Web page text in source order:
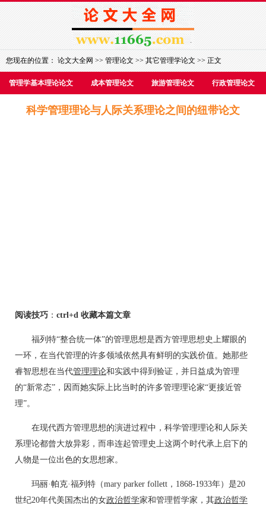
您现在的位置：论文大全网>>管理论文>>其它管理学论文>> 正文
管理学基本理论论文 成本管理论文 旅游管理论文 行政管理论文
科学管理理论与人际关系理论之间的纽带论文
阅读技巧 ： ctrl+d 收藏本篇文章
福列特“整合统一体”的管理思想是西方管理思想史上耀眼的
一环，在当代管理的许多领域依然具有鲜明的实践价值。她那些
睿智思想在当代管理理论和实践中得到验证，并日益成为管理
的“新常态”，因而她实际上比当时的许多管理理论家“更接近管
理”。
在现代西方管理思想的演进过程中，科学管理理论和人际关
系理论都曾大放异彩，而串连起管理史上这两个时代承上启下的
人物是一位出色的女思想家。
玛丽·帕克·福列特（mary parker follett，1868-1933年）是20
世纪20年代美国杰出的女政治哲学家和管理哲学家，其政治哲学